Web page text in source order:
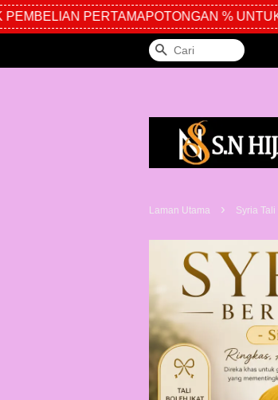
PERTAMAPOTONGAN % UNTUK
Cari
Laman Utama › Syria Tali